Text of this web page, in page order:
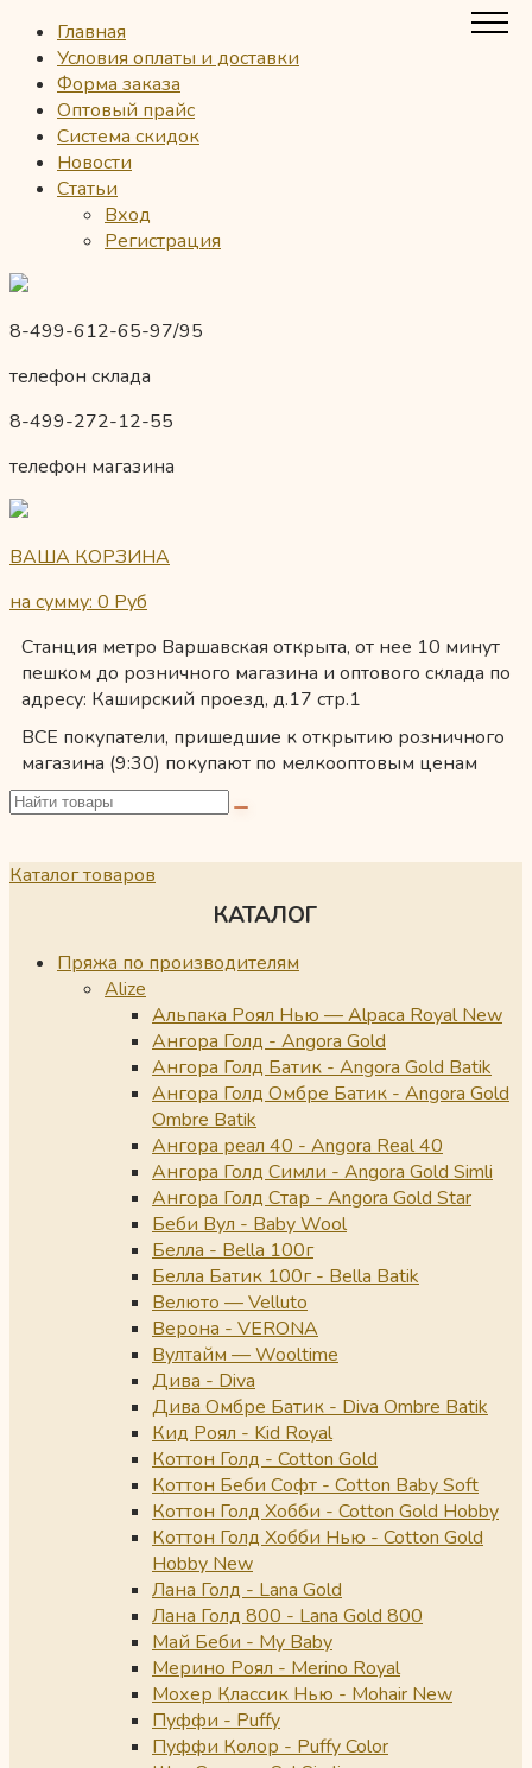
Главная
Условия оплаты и доставки
Форма заказа
Оптовый прайс
Система скидок
Новости
Статьи
Вход
Регистрация
8-499-612-65-97/95
телефон склада
8-499-272-12-55
телефон магазина
ВАША КОРЗИНА
на сумму: 0 Руб
Станция метро Варшавская открыта, от нее 10 минут
пешком до розничного магазина и оптового склада по
адресу: Каширский проезд, д.17 стр.1
ВСЕ покупатели, пришедшие к открытию розничного
магазина (9:30) покупают по мелкооптовым ценам
Каталог товаров
КАТАЛОГ
Пряжа по производителям
Alize
Альпака Роял Нью — Alpaca Royal New
Ангора Голд - Angora Gold
Ангора Голд Батик - Angora Gold Batik
Ангора Голд Омбре Батик - Angora Gold
Ombre Batik
Ангора реал 40 - Angora Real 40
Ангора Голд Симли - Angora Gold Simli
Ангора Голд Стар - Angora Gold Star
Беби Вул - Baby Wool
Белла - Bella 100г
Белла Батик 100г - Bella Batik
Велюто — Velluto
Верона - VERONA
Вултайм — Wooltime
Дива - Diva
Дива Омбре Батик - Diva Ombre Batik
Кид Роял - Kid Royal
Коттон Голд - Cotton Gold
Коттон Беби Софт - Cotton Baby Soft
Коттон Голд Хобби - Cotton Gold Hobby
Коттон Голд Хобби Нью - Cotton Gold
Hobby New
Лана Голд - Lana Gold
Лана Голд 800 - Lana Gold 800
Май Беби - My Baby
Мерино Роял - Merino Royal
Мохер Классик Нью - Mohair New
Пуффи - Puffy
Пуффи Колор - Puffy Color